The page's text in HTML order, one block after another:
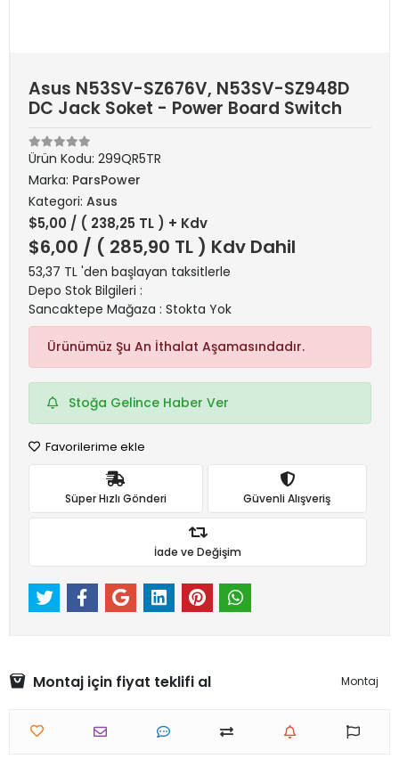
Asus N53SV-SZ676V, N53SV-SZ948D
DC Jack Soket - Power Board Switch
Ürün Kodu: 299QR5TR
Marka: ParsPower
Kategori: Asus
$5,00 / ( 238,25 TL ) + Kdv
$6,00 / ( 285,90 TL ) Kdv Dahil
53,37 TL 'den başlayan taksitlerle
Depo Stok Bilgileri :
Sancaktepe Mağaza : Stokta Yok
Ürünümüz Şu An İthalat Aşamasındadır.
Stoğa Gelince Haber Ver
Favorilerime ekle
Süper Hızlı Gönderi Güvenli Alışveriş
İade ve Değişim
Montaj için fiyat teklifi al Montaj